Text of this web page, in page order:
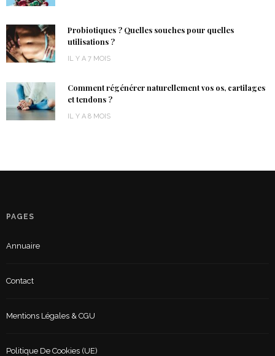
Probiotiques ? Quelles souches pour quelles
utilisations ?
IL Y A 7 MOIS
Comment régénérer naturellement vos os, cartilages
et tendons ?
IL Y A 8 MOIS
PAGES
Annuaire
Contact
Mentions Légales & CGU
Politique De Cookies (UE)